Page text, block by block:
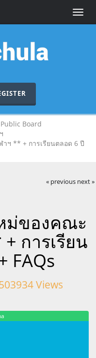
Toggle
Board
ฯ ** + การเรียนตลอด 6 ปี
« previous next »
ม่ของคณะ
การเรียน
FAQs
Views